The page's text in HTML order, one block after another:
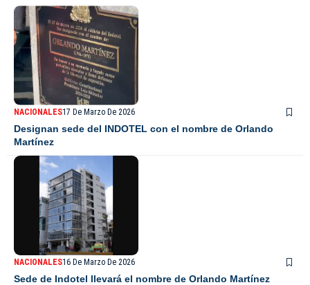
NACIONALES17 De Marzo De 2026
Designan sede del INDOTEL con el nombre de Orlando
Martínez
NACIONALES16 De Marzo De 2026
Sede de Indotel llevará el nombre de Orlando Martínez